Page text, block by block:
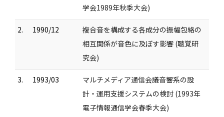
学会1989年秋季大会)
2. 1990/12
複合音を構成する各成分の振幅包絡の
相互関係が音色に及ぼす影響 (聴覚研
究会)
3. 1993/03
マルチメディア通信会議音響系の設
計・運用支援システムの検討 (1993年
電子情報通信学会春季大会)